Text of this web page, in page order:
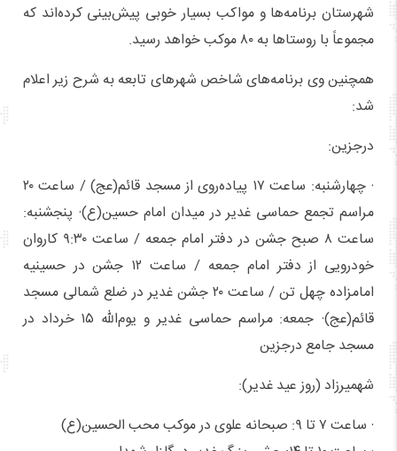
شهرستان برنامه‌ها و مواکب بسیار خوبی پیش‌بینی کرده‌اند که
مجموعاً با روستاها به ۸۰ موکب خواهد رسید.
همچنین وی برنامه‌های شاخص شهرهای تابعه به شرح زیر اعلام
شد:
درجزین:
· چهارشنبه: ساعت ۱۷ پیاده‌روی از مسجد قائم(عج) / ساعت ۲۰
مراسم تجمع حماسی غدیر در میدان امام حسین(ع)· پنجشنبه:
ساعت ۸ صبح جشن در دفتر امام جمعه / ساعت ۹:۳۰ کاروان
خودرویی از دفتر امام جمعه / ساعت ۱۲ جشن در حسینیه
امامزاده چهل تن / ساعت ۲۰ جشن غدیر در ضلع شمالی مسجد
قائم(عج)· جمعه: مراسم حماسی غدیر و یوم‌الله ۱۵ خرداد در
مسجد جامع درجزین
شهمیرزاد (روز عید غدیر):
· ساعت ۷ تا ۹: صبحانه علوی در موکب محب الحسین(ع)